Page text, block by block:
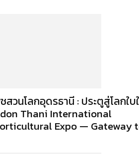
สวนโลกอุดรธานี : ประตูสู่โลกใบ
Thani International
Expo — Gateway